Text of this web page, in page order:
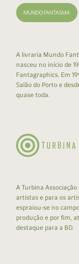
A livraria Mundo
nasceu no início de
Fantagraphics. Em
Salão do Porto e
quase toda.
A Turbina
artistas e para os
espraiou-se no
produção e por fim,
destaque para a BD.